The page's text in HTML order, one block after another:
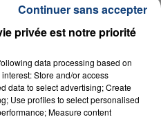
privée est notre priorité
data processing based on
Store and/or access
data to select advertising; Create
Use profiles to select personalised
Measure content
Continuer sans accepter